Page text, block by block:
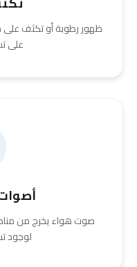
ظهور رطوبة أو تكثف على
على
صوت هواء يخرج من
لوجود